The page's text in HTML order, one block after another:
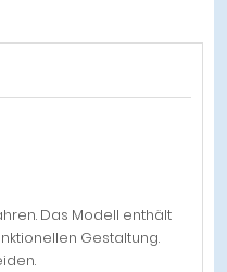
Das Modell enthält
Gestaltung.